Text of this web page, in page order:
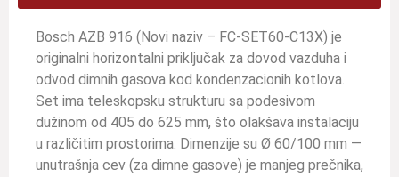
Bosch AZB 916 (Novi naziv – FC-SET60-C13X) je
originalni horizontalni priključak za dovod vazduha i
odvod dimnih gasova kod kondenzacionih kotlova.
Set ima teleskopsku strukturu sa podesivom
dužinom od 405 do 625 mm, što olakšava instalaciju
u različitim prostorima. Dimenzije su Ø 60/100 mm —
unutrašnja cev (za dimne gasove) je manjeg prečnika,